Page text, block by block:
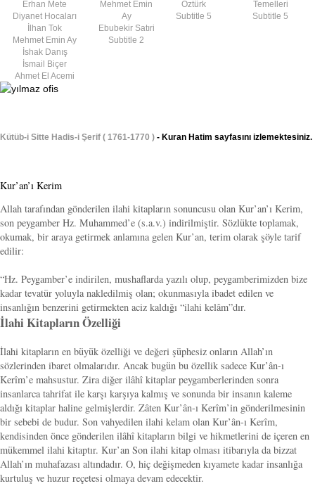
Erhan Mete
Diyanet Hocaları
İlhan Tok
Mehmet Emin Ay
İshak Danış
İsmail Biçer
Ahmet El Acemi
Mehmet Emin
Ay
Ebubekir Satıri
Subtitle 2
Öztürk
Subtitle 5
Temelleri
Subtitle 5
Kütüb-i Sitte Hadis-i Şerif ( 1761-1770 ) - Kuran Hatim sayfasını izlemektesiniz.
Kur’an’ı Kerim
Allah tarafından gönderilen ilahi kitapların sonuncusu olan Kur’an’ı Kerim,
son peygamber Hz. Muhammed’e (s.a.v.) indirilmiştir. Sözlükte toplamak,
okumak, bir araya getirmek anlamına gelen Kur’an, terim olarak şöyle tarif
edilir:
“Hz. Peygamber’e indirilen, mushaflarda yazılı olup, peygamberimizden bize
kadar tevatür yoluyla nakledilmiş olan; okunmasıyla ibadet edilen ve
insanlığın benzerini getirmekten aciz kaldığı “ilahi kelâm”dır.
İlahi Kitapların Özelliği
İlahi kitapların en büyük özelliği ve değeri şüphesiz onların Allah’ın
sözlerinden ibaret olmalarıdır. Ancak bugün bu özellik sadece Kur’ân-ı
Kerîm’e mahsustur. Zira diğer ilâhî kitaplar peygamberlerinden sonra
insanlarca tahrifat ile karşı karşıya kalmış ve sonunda bir insanın kaleme
aldığı kitaplar haline gelmişlerdir. Zâten Kur’ân-ı Kerîm’in gönderilmesinin
bir sebebi de budur. Son vahyedilen ilahi kelam olan Kur’ân-ı Kerîm,
kendisinden önce gönderilen ilâhî kitapların bilgi ve hikmetlerini de içeren en
mükemmel ilahi kitaptır. Kur’an Son ilahi kitap olması itibarıyla da bizzat
Allah’ın muhafazası altındadır. O, hiç değişmeden kıyamete kadar insanlığa
kurtuluş ve huzur reçetesi olmaya devam edecektir.